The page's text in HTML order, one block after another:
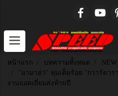
หน้าแรก บทความทั้งหมด
"ยามาฮ่า" ทุ่มเต็มร้อย "กวาร์ตาร
งานยอดเยี่ยมส่งท้ายปี